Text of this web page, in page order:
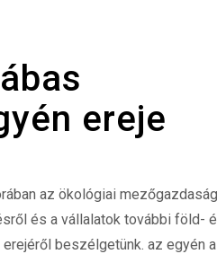
ereje
az ökológiai
és a vállalatok további föld-
beszélgetünk. az egyén a